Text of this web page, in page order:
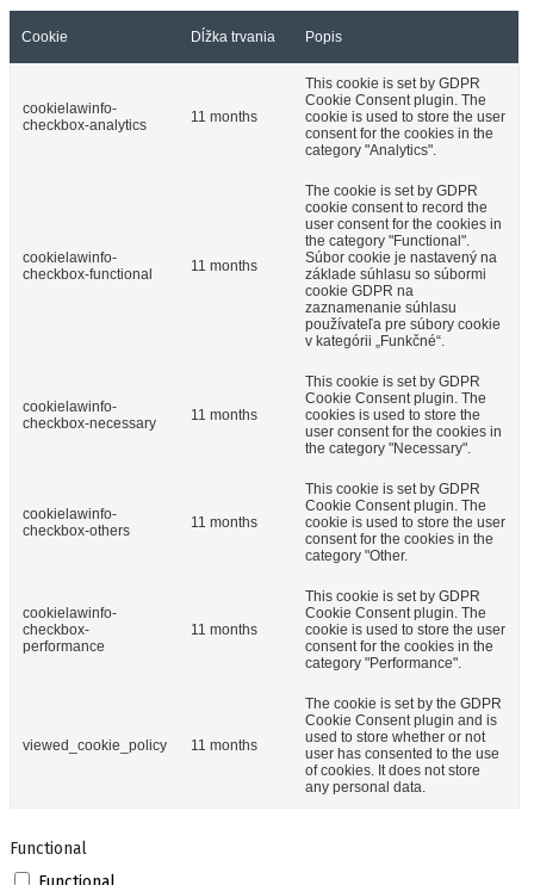
Cookie Dĺžka trvania Popis
cookielawinfo-
checkbox-analytics
11 months
This cookie is set by GDPR
Cookie Consent plugin. The
cookie is used to store the user
consent for the cookies in the
category "Analytics".
cookielawinfo-
checkbox-functional
11 months
The cookie is set by GDPR
cookie consent to record the
user consent for the cookies in
the category "Functional".
Súbor cookie je nastavený na
základe súhlasu so súbormi
cookie GDPR na
zaznamenanie súhlasu
používateľa pre súbory cookie
v kategórii „Funkčné“.
cookielawinfo-
checkbox-necessary
11 months
This cookie is set by GDPR
Cookie Consent plugin. The
cookies is used to store the
user consent for the cookies in
the category "Necessary".
cookielawinfo-
checkbox-others
11 months
This cookie is set by GDPR
Cookie Consent plugin. The
cookie is used to store the user
consent for the cookies in the
category "Other.
cookielawinfo-
checkbox-
performance
11 months
This cookie is set by GDPR
Cookie Consent plugin. The
cookie is used to store the user
consent for the cookies in the
category "Performance".
viewed_cookie_policy 11 months
The cookie is set by the GDPR
Cookie Consent plugin and is
used to store whether or not
user has consented to the use
of cookies. It does not store
any personal data.
Functional